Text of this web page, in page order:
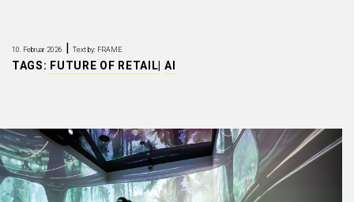
10. Februar 2026 | Text by: FRAME
TAGS: FUTURE OF RETAIL AI